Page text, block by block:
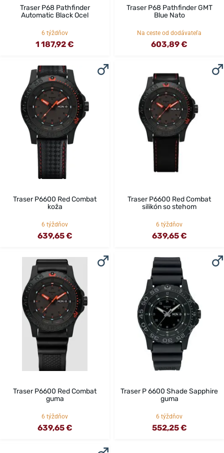
Traser P68 Pathfinder
Automatic Black Ocel
6 týždňov
1 187,92 €
Traser P68 Pathfinder GMT
Blue Nato
Na ceste od dodávateľa
603,89 €
Traser P6600 Red Combat
koža
6 týždňov
639,65 €
Traser P6600 Red Combat
silikón so stehom
6 týždňov
639,65 €
Traser P6600 Red Combat
guma
6 týždňov
639,65 €
Traser P 6600 Shade Sapphire
guma
6 týždňov
552,25 €